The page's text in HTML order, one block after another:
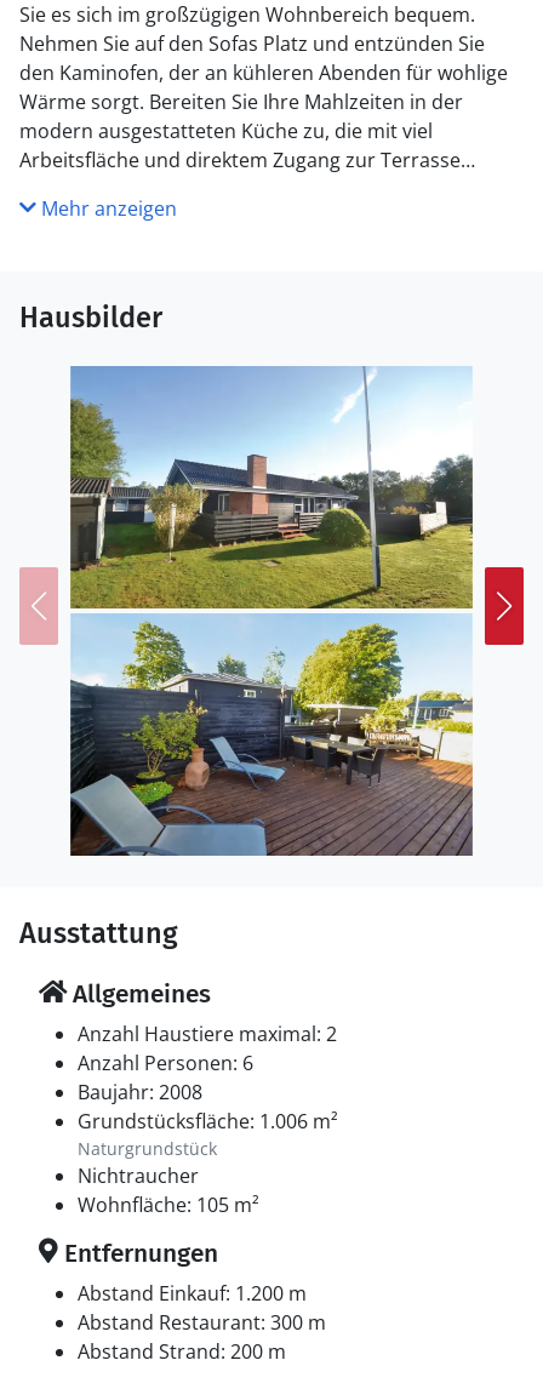
Sie es sich im großzügigen Wohnbereich bequem.
Nehmen Sie auf den Sofas Platz und entzünden Sie
den Kaminofen, der an kühleren Abenden für wohlige
Wärme sorgt. Bereiten Sie Ihre Mahlzeiten in der
modern ausgestatteten Küche zu, die mit viel
Arbeitsfläche und direktem Zugang zur Terrasse
gesellige Abende am Esstisch, der Platz für die ganze
Nutzen Sie die weitläufigen Terrassen rund um das
Haus und wählen Sie je nach Tageszeit Ihren
Lieblingsplatz. Setzen Sie sich an den Esstisch im
Freien und nehmen Sie Ihre Mahlzeiten unter freiem
Himmel ein. Entspannen Sie auf den Sonnenliegen und
genießen Sie die Ruhe des sichtgeschützten
Grundstücks. Lassen Sie Kinder ungestört spielen und
erleben Sie entspannte Stunden in privater
Atmosphäre.
Entdecken Sie von hier aus Grenaa und erreichen Sie
den Badestrand in kurzer Zeit zu Fuß. Spazieren Sie
zum Hafen und beobachten Sie das maritime Leben.
Besuchen Sie das Kattegatcenter und sehen Sie Haie
sowie andere faszinierende Meerestiere aus nächster
Nähe. Erkunden Sie die umliegenden Wälder oder
planen Sie einen Tagesausflug in den Freizeitpark Djurs
Sommerland, der besonders für Familien ein
attraktives Ziel ist.
Mehr anzeigen
Hausbilder
Ausstattung
Allgemeines
Anzahl Haustiere maximal: 2
Anzahl Personen: 6
Baujahr: 2008
Grundstücksfläche: 1.006 m²
Naturgrundstück
Nichtraucher
Wohnfläche: 105 m²
Entfernungen
Abstand Einkauf: 1.200 m
Abstand Restaurant: 300 m
Abstand Strand: 200 m